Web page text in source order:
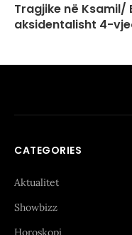
Tragjike në Ksamil/
aksidentalisht 4-
CATEGORIES
Aktualitet
Showbizz
Horoskopi